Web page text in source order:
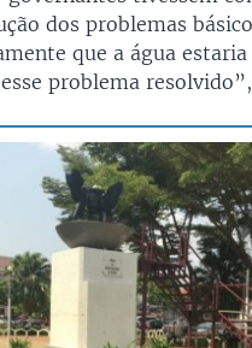
dos problemas
que a água
problema